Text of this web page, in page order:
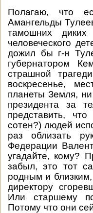
Полагаю, что
Амангельды
тамошних
человеческого
дожил бы г-н
губернатором
страшной
воскресенье,
планеты Земля,
президента за
представить,
сотен?) людей
раз облизать
Федерации
угадайте, кому?
забыл, это тот
родным и
директору
Или старшему
Потому что они